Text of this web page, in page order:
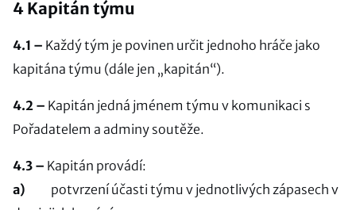
4 Kapitán týmu
4.1 – Každý tým je povinen určit jednoho hráče jako
kapitána týmu (dále jen „kapitán“).
4.2 – Kapitán jedná jménem týmu v komunikaci s
Pořadatelem a adminy soutěže.
4.3 – Kapitán provádí:
a) potvrzení účasti týmu v jednotlivých zápasech v